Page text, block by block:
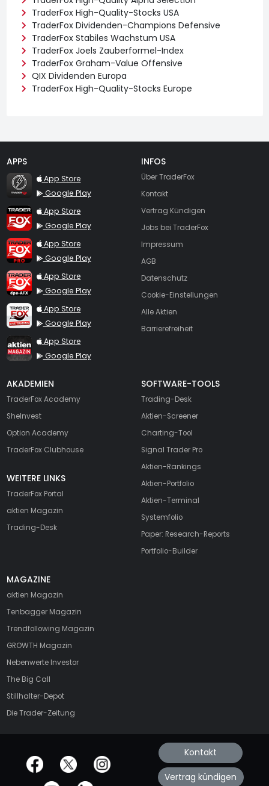
TraderFox High-Quality-Stocks USA
TraderFox Dividenden-Champions Defensive
TraderFox Stabiles Wachstum USA
TraderFox Joels Zauberformel-Index
TraderFox Graham-Value Offensive
QIX Dividenden Europa
TraderFox High-Quality-Stocks Europe
APPS
TraderFox Flash
App Store
Google Play
TraderFox App
App Store
Google Play
TraderFox Pro
App Store
Google Play
TraderFox dpa-AFX ProFeed
App Store
Google Play
TraderFox Live Trading
App Store
Google Play
TraderFox aktien Magazin
App Store
Google Play
INFOS
Über TraderFox
Kontakt
Vertrag Kündigen
Jobs bei TraderFox
Impressum
AGB
Datenschutz
Cookie-Einstellungen
Alle Aktien
Barrierefreiheit
AKADEMIEN
TraderFox Academy
SheInvest
Option Academy
TraderFox Clubhouse
WEITERE LINKS
TraderFox Portal
aktien Magazin
Trading-Desk
SOFTWARE-TOOLS
Trading-Desk
Aktien-Screener
Charting-Tool
Signal Trader Pro
Aktien-Rankings
Aktien-Portfolio
Aktien-Terminal
Systemfolio
Paper: Research-Reports
Portfolio-Builder
MAGAZINE
aktien Magazin
Tenbagger Magazin
Trendfollowing Magazin
GROWTH Magazin
Nebenwerte Investor
The Big Call
Stillhalter-Depot
Die Trader-Zeitung
offizielle Social Media-Accounts Kontakt
Vertrag kündigen